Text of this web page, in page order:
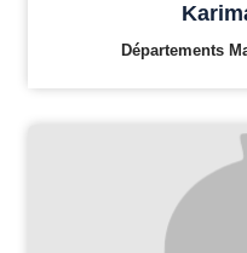
Départements